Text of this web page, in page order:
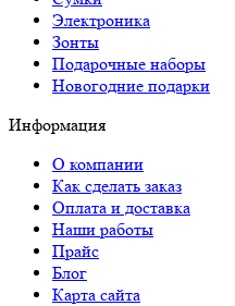
Электроника
Зонты
Подарочные наборы
Новогодние подарки
Информация
О компании
Как сделать заказ
Оплата и доставка
Наши работы
Прайс
Блог
Карта сайта